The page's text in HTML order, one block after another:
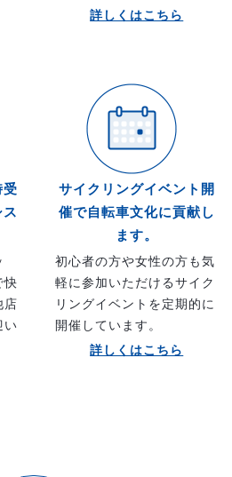
詳しくはこちら
快
店
い
サイクリングイベント開
催で自転車文化に貢献し
ます。
初心者の方や女性の方も気
軽に参加いただけるサイク
リングイベントを定期的に
開催しています。
詳しくはこちら